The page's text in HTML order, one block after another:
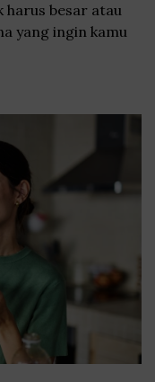
besar atau
yang ingin kamu